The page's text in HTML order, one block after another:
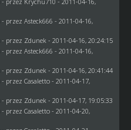
- przez Asteck666 - 2011-04-16,
- przez Zdunek - 2011-04-16, 20:24:15
- przez Asteck666 - 2011-04-16,
- przez Zdunek - 2011-04-16, 20:41:44
- przez Casaletto- 2011-04-17,
- przez Zdunek - 2011-04-17, 19:05:33
- przez Casaletto- 2011-04-20,